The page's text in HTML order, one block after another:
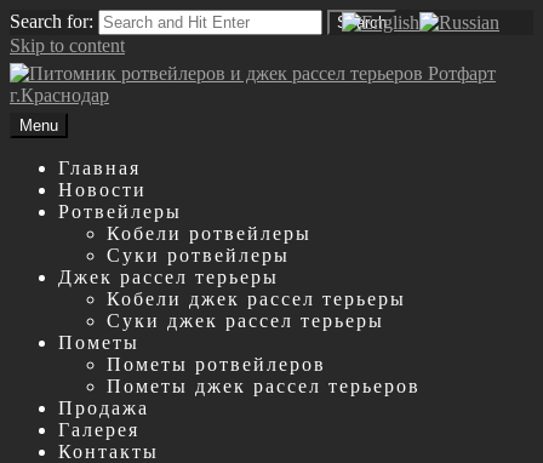
Search for: Search
Skip to content
Menu
Главная
Новости
Ротвейлеры
Кобели ротвейлеры
Суки ротвейлеры
Джек рассел терьеры
Кобели джек рассел терьеры
Суки джек рассел терьеры
Пометы
Пометы ротвейлеров
Пометы джек рассел терьеров
Продажа
Галерея
Контакты